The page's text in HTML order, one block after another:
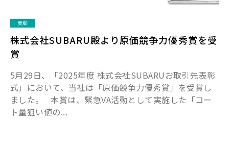
表彰
株式会社SUBARU殿より原価競争力優秀賞を受
賞
5月29日、「2025年度 株式会社SUBARUお取引先表彰
式」において、当社は「原価競争力優秀賞」を受賞し
ました。 本賞は、緊急VA活動として実施した「コー
ト量狙い値の...